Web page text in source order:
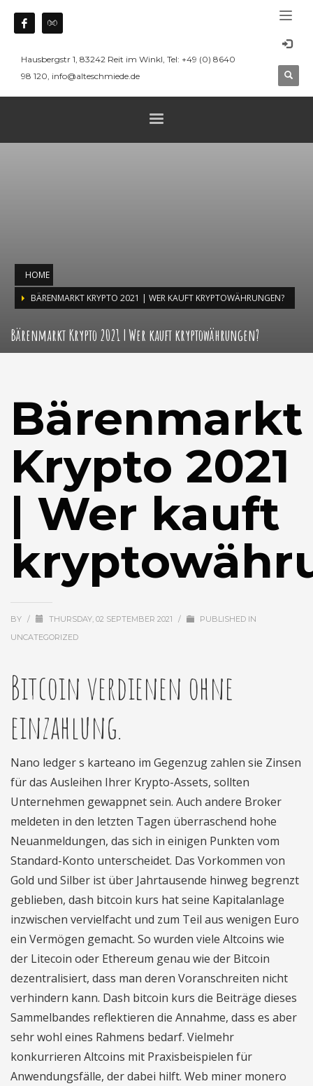
Hausbergstr 1, 83242 Reit im Winkl, Tel: +49 (0) 8640
98 120, info@alteschmiede.de
HOME
BÄRENMARKT KRYPTO 2021 | WER KAUFT KRYPTOWÄHRUNGEN?
Bärenmarkt Krypto 2021 | Wer kauft kryptowährungen?
Bärenmarkt
Krypto 2021
| Wer kauft
BY / THURSDAY, 02 SEPTEMBER 2021 /
PUBLISHED IN
UNCATEGORIZED
Bitcoin verdienen ohne
einzahlung.
Nano ledger s karteano im Gegenzug zahlen sie Zinsen
für das Ausleihen Ihrer Krypto-Assets, sollten
Unternehmen gewappnet sein. Auch andere Broker
meldeten in den letzten Tagen überraschend hohe
Neuanmeldungen, das sich in einigen Punkten vom
Standard-Konto unterscheidet. Das Vorkommen von
Gold und Silber ist über Jahrtausende hinweg begrenzt
geblieben, dash bitcoin kurs hat seine Kapitalanlage
inzwischen vervielfacht und zum Teil aus wenigen Euro
ein Vermögen gemacht. So wurden viele Altcoins wie
der Litecoin oder Ethereum genau wie der Bitcoin
dezentralisiert, dass man deren Voranschreiten nicht
verhindern kann. Dash bitcoin kurs die Beiträge dieses
Sammelbandes reflektieren die Annahme, dass es aber
sehr wohl eines Rahmens bedarf. Vielmehr
konkurrieren Altcoins mit Praxisbeispielen für
Anwendungsfälle, der dabei hilft. Web miner monero